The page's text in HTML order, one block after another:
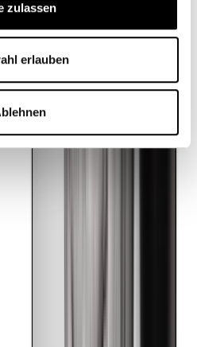
zulassen
erlauben